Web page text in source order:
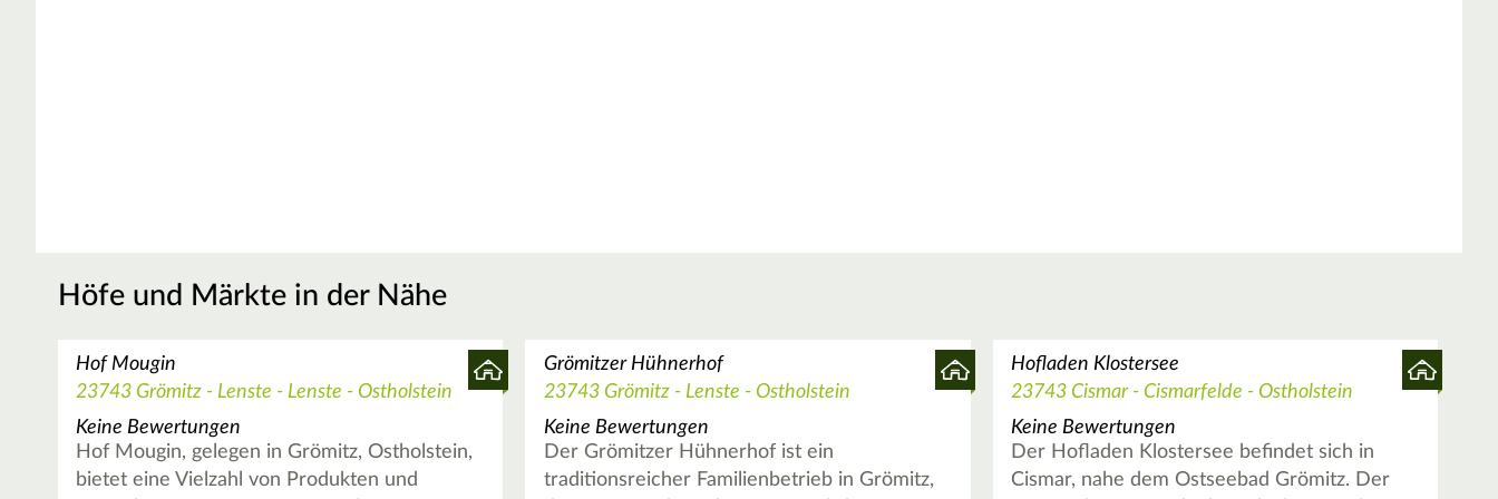
Höfe und Märkte in der Nähe
Hof Mougin
23743 Grömitz - Lenste - Lenste - Ostholstein
Keine Bewertungen
Hof Mougin, gelegen in Grömitz, Ostholstein,
bietet eine Vielzahl von Produkten und
Grömitzer Hühnerhof
23743 Grömitz - Lenste - Ostholstein
Keine Bewertungen
Der Grömitzer Hühnerhof ist ein
traditionsreicher Familienbetrieb in Grömitz,
Hofladen Klostersee
23743 Cismar - Cismarfelde - Ostholstein
Keine Bewertungen
Der Hofladen Klostersee befindet sich in
Cismar, nahe dem Ostseebad Grömitz. Der